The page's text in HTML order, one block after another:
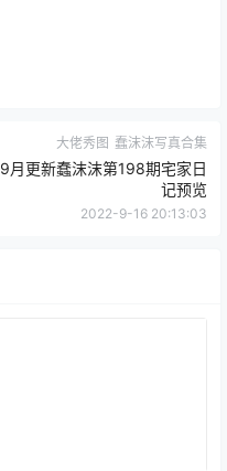
大佬秀图 蠢沫沫写真合集
9月更新蠢沫沫第198期宅家日
记预览
2022-9-16 20:13:03